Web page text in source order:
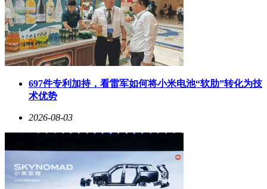
697件专利加持，看雷军如何将小米电池“软肋”转化为技
术优势
2026-08-03